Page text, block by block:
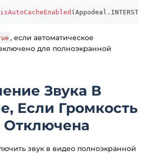
isAutoCacheEnabled ( Appodeal .
, если автоматическое
для полноэкранной
Звука В
Если Громкость
Отключена
звук в видео полноэкранной